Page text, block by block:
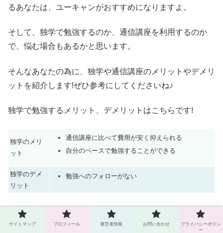
るあなたは、ユーキャンがおすすめになりますよ。
そして、独学で勉強するのか、通信講座を利用するのか
で、悩む場合もあるかと思います。
そんなあなたの為に、独学や通信講座のメリットやデメリ
ットを紹介します!ぜひ参考にしてくださいね♪
独学で勉強するメリット、デメリットはこちらです!
独学のメリ
ット
通信講座に比べて費用が安く抑えられる
自分のペースで勉強することができる
独学のデメ
リット
勉強へのフォローがない
通信講座を利用して勉強するメリット、デメリットはこち
らです!
サイトマップ プロフィール 運営者情報 お問い合わせ
プライバシーポリシ
ー